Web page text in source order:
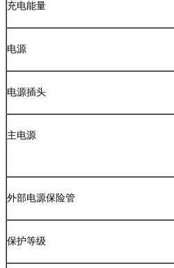
充电能量
电源
电源插头
主电源
外部电源保险管
保护等级